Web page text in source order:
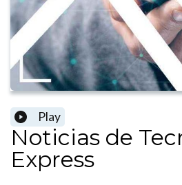
Play
Noticias de
Express